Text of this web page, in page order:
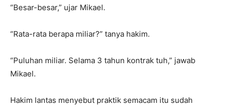
“Besar-besar,” ujar Mikael.
“Rata-rata berapa miliar?” tanya hakim.
“Puluhan miliar. Selama 3 tahun kontrak tuh,” jawab
Mikael.
Hakim lantas menyebut praktik semacam itu sudah